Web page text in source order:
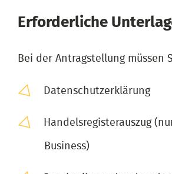
Erforderliche
Bei der Antragstellung müssen
Datenschutzerklärung
Handelsregisterauszug
Business)